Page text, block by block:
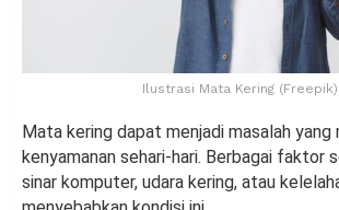
Ilustrasi Mata Kering (Freepik)
Mata kering dapat menjadi masalah yang
kenyamanan sehari-hari. Berbagai faktor
sinar komputer, udara kering, atau